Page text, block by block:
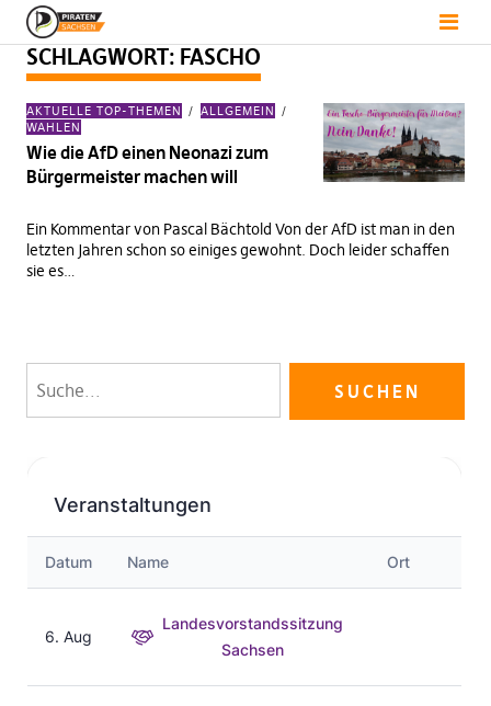
SCHLAGWORT: FASCHO
AKTUELLE TOP-THEMEN
ALLGEMEIN
WAHLEN
Wie die AfD einen Neonazi zum
Bürgermeister machen will
Ein Kommentar von Pascal Bächtold Von der AfD ist man in den
letzten Jahren schon so einiges gewohnt. Doch leider schaffen
sie es…